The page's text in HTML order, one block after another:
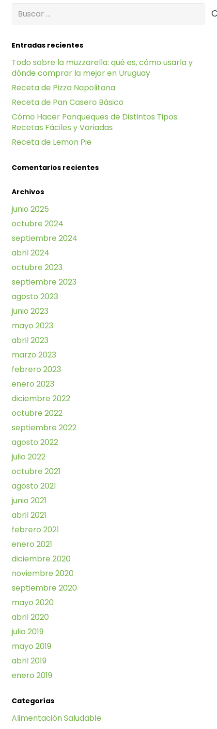
Buscar:
Entradas recientes
Todo sobre la muzzarella: qué es, cómo usarla y
dónde comprar la mejor en Uruguay
Receta de Pizza Napolitana
Receta de Pan Casero Básico
Cómo Hacer Panqueques de Distintos Tipos:
Recetas Fáciles y Variadas
Receta de Lemon Pie
Comentarios recientes
Archivos
junio 2025
octubre 2024
septiembre 2024
abril 2024
octubre 2023
septiembre 2023
agosto 2023
junio 2023
mayo 2023
abril 2023
marzo 2023
febrero 2023
enero 2023
diciembre 2022
octubre 2022
septiembre 2022
agosto 2022
julio 2022
octubre 2021
agosto 2021
junio 2021
abril 2021
febrero 2021
enero 2021
diciembre 2020
noviembre 2020
septiembre 2020
mayo 2020
abril 2020
julio 2019
mayo 2019
abril 2019
enero 2019
Categorías
Alimentación Saludable